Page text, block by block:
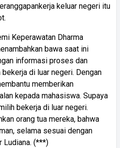
keluar negeri itu
Keperawatan Dharma
bawa saat ini
informasi proses dan
di luar negeri. Dengan
memberikan
kepada mahasiswa. Supaya
bekerja di luar negeri.
orang tua mereka, bahwa
selama sesuai dengan
Ludiana. (***)